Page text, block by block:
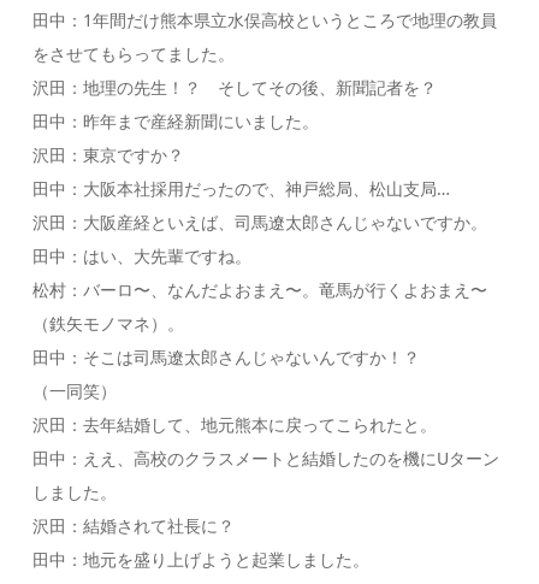
田中：1年間だけ熊本県立水俣高校というところで地理の教員
をさせてもらってました。
沢田：地理の先生！？ そしてその後、新聞記者を？
田中：昨年まで産経新聞にいました。
沢田：東京ですか？
田中：大阪本社採用だったので、神戸総局、松山支局…
沢田：大阪産経といえば、司馬遼太郎さんじゃないですか。
田中：はい、大先輩ですね。
松村：バーロ〜、なんだよおまえ〜。竜馬が行くよおまえ〜
（鉄矢モノマネ）。
田中：そこは司馬遼太郎さんじゃないんですか！？
（一同笑）
沢田：去年結婚して、地元熊本に戻ってこられたと。
田中：ええ、高校のクラスメートと結婚したのを機にUターン
しました。
沢田：結婚されて社長に？
田中：地元を盛り上げようと起業しました。